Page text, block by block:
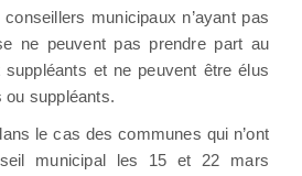
municipaux n’ayant pas
ne peuvent pas prendre part au
et ne peuvent être élus
ou suppléants.
le cas des communes qui n’ont
municipal les 15 et 22 mars